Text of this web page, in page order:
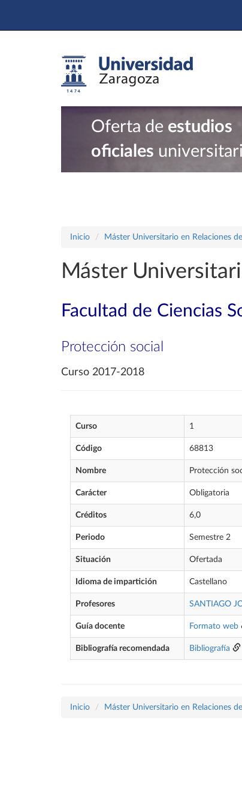
Oferta de estudios
oficiales
Inicio Máster Universitario en Relaciones
Máster
Facultad de Ciencias
Protección social
Curso 2017-2018
Curso 1
Código 68813
Nombre Protección
Carácter Obligatoria
Créditos 6,0
Periodo Semestre 2
Situación Ofertada
Idioma de impartición Castellano
Profesores SANTIAGO
Guía docente Formato web
Bibliografía recomendada Bibliografía
Inicio Máster Universitario en Relaciones